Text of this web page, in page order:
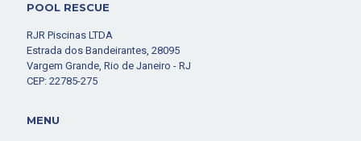
POOL RESCUE
RJR Piscinas LTDA
Estrada dos Bandeirantes, 28095
Vargem Grande, Rio de Janeiro - RJ
CEP: 22785-275
MENU